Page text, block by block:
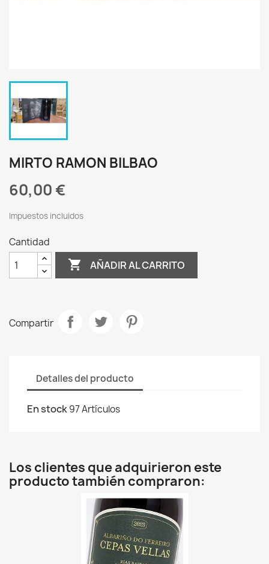
MIRTO RAMON BILBAO
60,00 €
Impuestos incluidos
Cantidad
 AÑADIR AL CARRITO
Compartir
Detalles del producto
En stock97 Artículos
Los clientes que adquirieron este
producto también compraron: